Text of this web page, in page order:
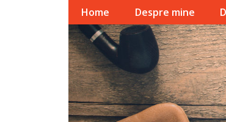
Home Despre mine